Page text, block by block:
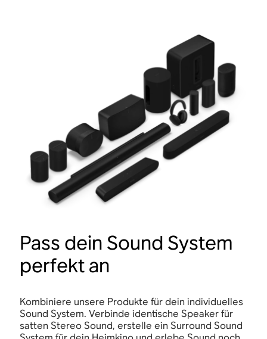
Pass dein Sound System
perfekt an
Kombiniere unsere Produkte für dein individuelles
Sound System. Verbinde identische Speaker für
satten Stereo Sound, erstelle ein Surround Sound